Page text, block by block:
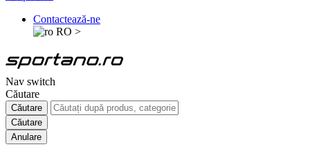
Contactează-ne
RO >
Nav switch
Căutare
Căutare
Căutare
Anulare